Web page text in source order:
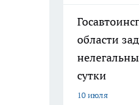
области
сутки
10 июля